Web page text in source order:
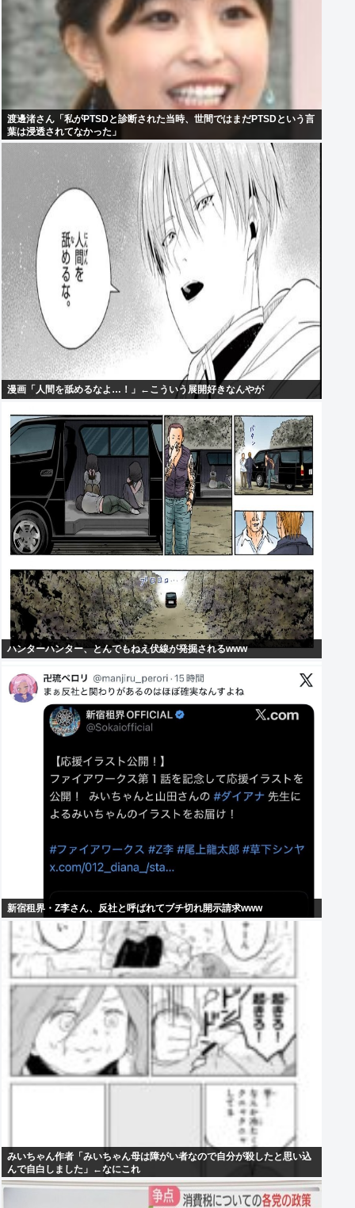
渡邊渚さん「私がPTSDと診断された当時、世間ではまだPTSDという言
葉は浸透されてなかった」
漫画「人間を舐めるなよ…！」←こういう展開好きなんやが
ハンターハンター、とんでもねえ伏線が発掘されるwww
新宿租界・Z李さん、反社と呼ばれてブチ切れ開示請求www
みいちゃん作者「みいちゃん母は障がい者なので自分が殺したと思い込
んで自白しました」←なにこれ